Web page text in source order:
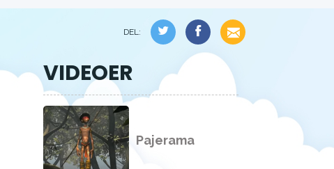
DEL:
VIDEOER
Pajerama